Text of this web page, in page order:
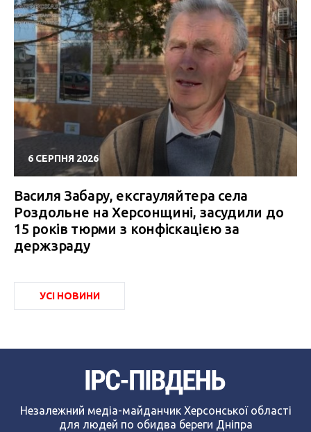
6 СЕРПНЯ 2026
Василя Забару, ексгауляйтера села
Роздольне на Херсонщині, засудили до
15 років тюрми з конфіскацією за
держзраду
УСІ НОВИНИ
Незалежний медіа-майданчик Херсонської області
для людей по обидва береги Дніпра